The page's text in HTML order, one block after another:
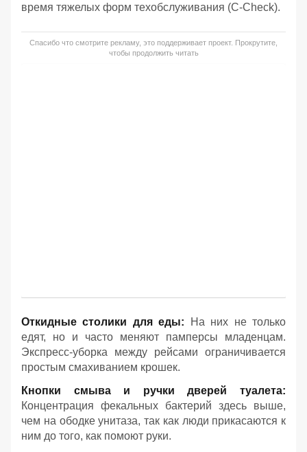
время тяжелых форм техобслуживания (C-Check).
Спасибо что смотрите рекламу, это поддерживает проект. Прокрутите,
чтобы продолжить читать
Откидные столики для еды: На них не только
едят, но и часто меняют памперсы младенцам.
Экспресс-уборка между рейсами ограничивается
простым смахиванием крошек.
Кнопки смыва и ручки дверей туалета:
Концентрация фекальных бактерий здесь выше,
чем на ободке унитаза, так как люди прикасаются к
ним до того, как помоют руки.